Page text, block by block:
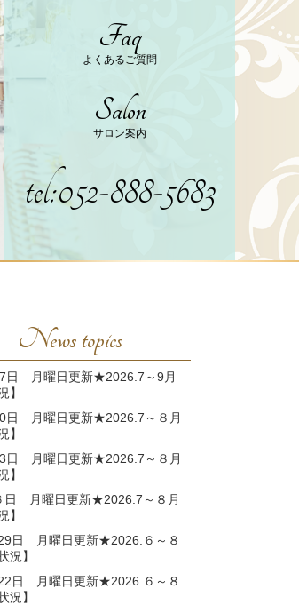
Faq
よくあるご質問
Salon
サロン案内
tel:052-888-5683
News topics
日 月曜日更新★2026.7～9月
】
日 月曜日更新★2026.7～８月
】
日 月曜日更新★2026.7～８月
】
日 月曜日更新★2026.7～８月
】
29日 月曜日更新★2026.６～８
況】
22日 月曜日更新★2026.６～８
況】